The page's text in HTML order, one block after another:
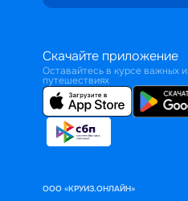
Скачайте приложение
Оставайтесь в курсе важных
путешествиях
ООО «КРУИЗ.ОНЛАЙН»